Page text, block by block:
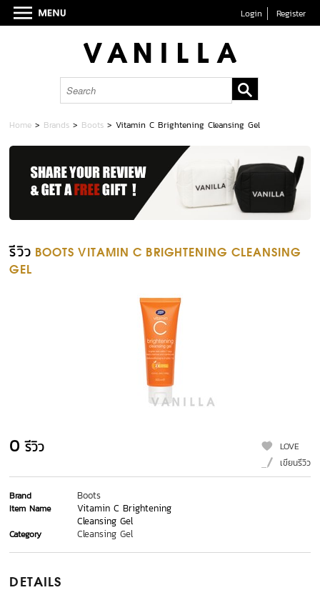
Login Register
Home > Brands > Boots >Vitamin C Brightening Cleansing Gel
รีวิว BOOTS VITAMIN C BRIGHTENING CLEANSING
GEL
0 รีวิว
LOVE
เขียนรีวิว
Brand Boots
Item Name
Vitamin C Brightening
Cleansing Gel
Category Cleansing Gel
DETAILS